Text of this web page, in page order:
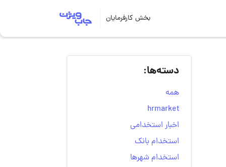
بخش کارفرمایان
دسته‌ها:
همه
hrmarket
اخبار استخدامی
استخدام بانک
استخدام شهرها